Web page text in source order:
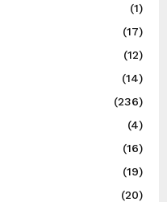
(1)
(17)
(12)
(14)
(236)
(4)
(16)
(19)
(20)